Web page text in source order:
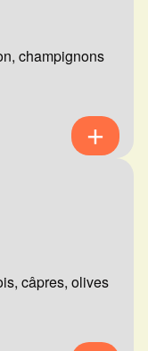
champignons
câpres, olives